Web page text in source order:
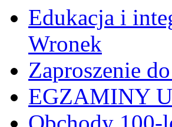
Edukacja i
Wronek
Zaproszenie
EGZAMINY